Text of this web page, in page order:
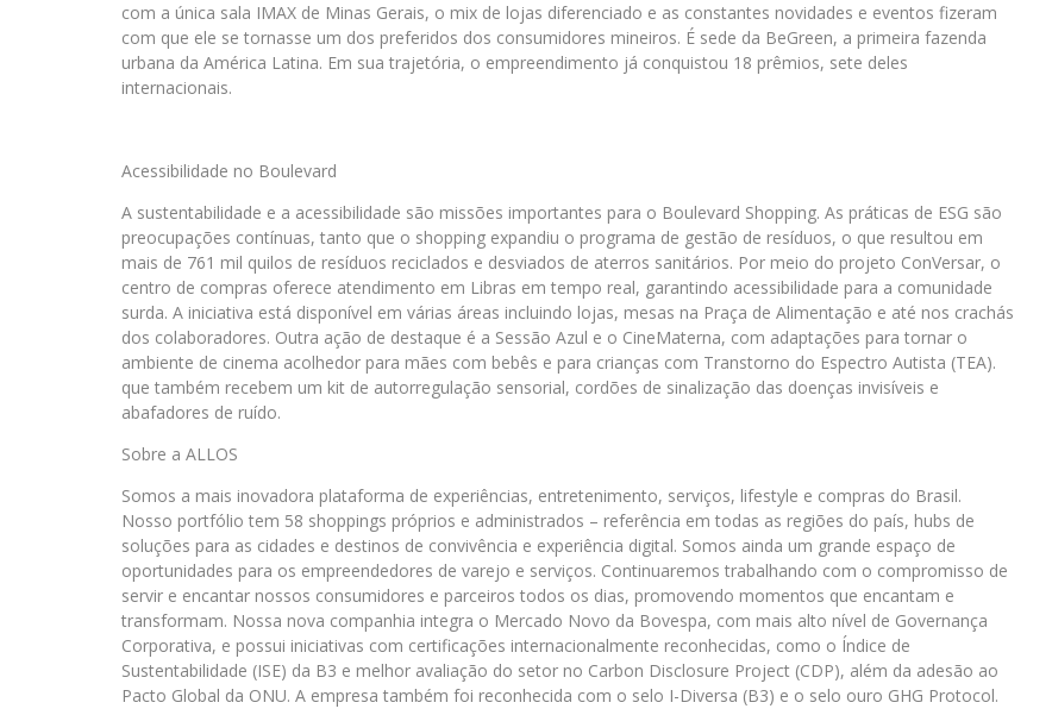
com a única sala IMAX de Minas Gerais, o mix de lojas diferenciado e as constantes novidades e eventos fizeram
com que ele se tornasse um dos preferidos dos consumidores mineiros. É sede da BeGreen, a primeira fazenda
urbana da América Latina. Em sua trajetória, o empreendimento já conquistou 18 prêmios, sete deles
internacionais.
Acessibilidade no Boulevard
A sustentabilidade e a acessibilidade são missões importantes para o Boulevard Shopping. As práticas de ESG são
preocupações contínuas, tanto que o shopping expandiu o programa de gestão de resíduos, o que resultou em
mais de 761 mil quilos de resíduos reciclados e desviados de aterros sanitários. Por meio do projeto ConVersar, o
centro de compras oferece atendimento em Libras em tempo real, garantindo acessibilidade para a comunidade
surda. A iniciativa está disponível em várias áreas incluindo lojas, mesas na Praça de Alimentação e até nos crachás
dos colaboradores. Outra ação de destaque é a Sessão Azul e o CineMaterna, com adaptações para tornar o
ambiente de cinema acolhedor para mães com bebês e para crianças com Transtorno do Espectro Autista (TEA).
que também recebem um kit de autorregulação sensorial, cordões de sinalização das doenças invisíveis e
abafadores de ruído.
Sobre a ALLOS
Somos a mais inovadora plataforma de experiências, entretenimento, serviços, lifestyle e compras do Brasil.
Nosso portfólio tem 58 shoppings próprios e administrados – referência em todas as regiões do país, hubs de
soluções para as cidades e destinos de convivência e experiência digital. Somos ainda um grande espaço de
oportunidades para os empreendedores de varejo e serviços. Continuaremos trabalhando com o compromisso de
servir e encantar nossos consumidores e parceiros todos os dias, promovendo momentos que encantam e
transformam. Nossa nova companhia integra o Mercado Novo da Bovespa, com mais alto nível de Governança
Corporativa, e possui iniciativas com certificações internacionalmente reconhecidas, como o Índice de
Sustentabilidade (ISE) da B3 e melhor avaliação do setor no Carbon Disclosure Project (CDP), além da adesão ao
Pacto Global da ONU. A empresa também foi reconhecida com o selo I-Diversa (B3) e o selo ouro GHG Protocol.